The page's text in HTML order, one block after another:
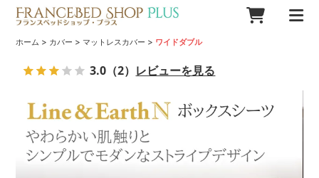
ホーム > カバー > マットレスカバー > ワイドダブル
3.0 （2） レビューを見る